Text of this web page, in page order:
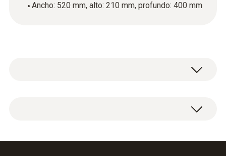
Ancho: 520 mm, alto: 210 mm, profundo: 400 mm